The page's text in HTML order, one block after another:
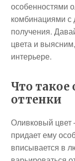
особенностями
комбинациями с
получения.
цвета и
интерьере.
Что такое
оттенки
Оливковый цвет
придает ему
вписывается в